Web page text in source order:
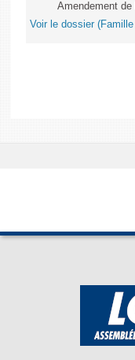
Amendement
Voir le dossier